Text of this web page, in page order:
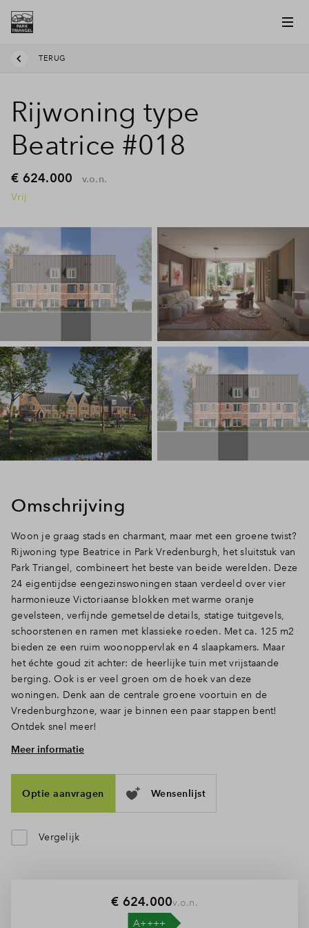
Inloggen
TERUG
Rijwoning type
Beatrice #018
€ 624.000
v.o.n.
Vrij
Omschrijving
Woon je graag stads en charmant, maar met een groene twist?
Rijwoning type Beatrice in Park Vredenburgh, het sluitstuk van
Park Triangel, combineert het beste van beide werelden. Deze
24 eigentijdse eengezinswoningen staan verdeeld over vier
harmonieuze Victoriaanse blokken met warme oranje
gevelsteen, verfijnde gemetselde details, statige tuitgevels,
schoorstenen en ramen met klassieke roeden. Met ca. 125 m2
bieden ze een ruim woonoppervlak en 4 slaapkamers. Maar
het échte goud zit achter: de heerlijke tuin met vrijstaande
berging. Ook is er veel groen om de hoek van deze
woningen. Denk aan de centrale groene voortuin en de
Vredenburghzone, waar je binnen een paar stappen bent!
Ontdek snel meer!
Ruimte, licht en openslaande deuren naar de tuin
toilet en trapopgang loop je door naar het woongedeelte,
waar het daglicht door de hoge ramen en deuren rijkelijk
binnenstroomt. De open indeling is ook perfect, zo zijn
koken, eten en wonen gezellig met elkaar verbonden.
Achterin, waar plek is voor een gezellige zithoek, zet je ‘s
ruimer en hebben door de zij entree een mooie indeling
beneden en een apart toilet boven. De de dwarskap heb je
Meer informatie
Optie aanvragen Wensenlijst
Vergelijk
€ 624.000v.o.n.